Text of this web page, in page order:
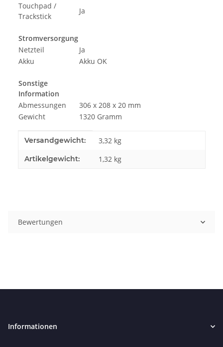
Touchpad /
Trackstick
Ja
Stromversorgung
Netzteil
Ja
Akku
Akku OK
Sonstige
Information
Abmessungen
306 x 208 x 20 mm
Gewicht
1320 Gramm
Produkteigenschaft
Wert
Versandgewicht: 3,32 kg
Artikelgewicht: 1,32 kg
Bewertungen
Informationen